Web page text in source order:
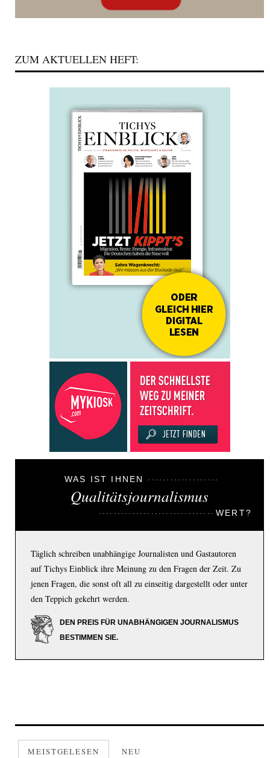
ZUM AKTUELLEN HEFT:
WAS IST IHNEN
Qualitätsjournalismus
WERT?
Täglich schreiben unabhängige Journalisten und Gastautoren
auf Tichys Einblick ihre Meinung zu den Fragen der Zeit. Zu
jenen Fragen, die sonst oft all zu einseitig dargestellt oder unter
den Teppich gekehrt werden.
DEN PREIS FÜR UNABHÄNGIGEN JOURNALISMUS
BESTIMMEN SIE.
MEISTGELESEN NEU